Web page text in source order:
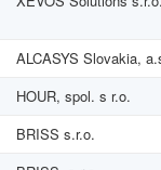
ALCASYS Slovakia,
HOUR, spol. s r.o.
BRISS s.r.o.